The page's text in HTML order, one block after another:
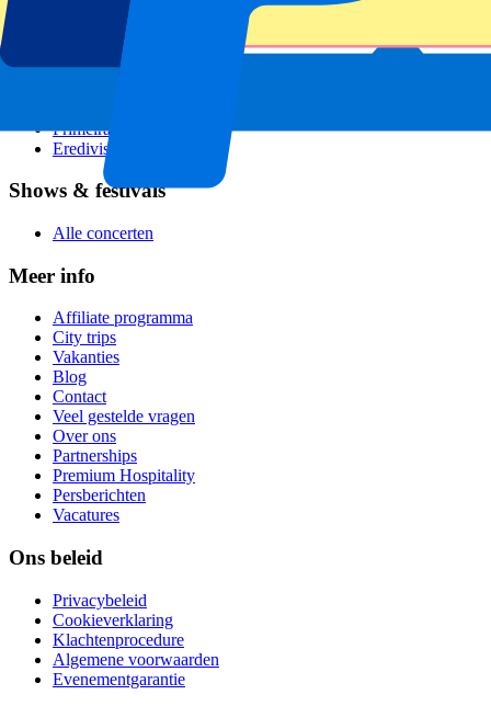
Champions League
Premier League
Serie A
Primeira Liga
Eredivisie
Shows & festivals
Alle concerten
Meer info
Affiliate programma
City trips
Vakanties
Blog
Contact
Veel gestelde vragen
Over ons
Partnerships
Premium Hospitality
Persberichten
Vacatures
Ons beleid
Privacybeleid
Cookieverklaring
Klachtenprocedure
Algemene voorwaarden
Evenementgarantie